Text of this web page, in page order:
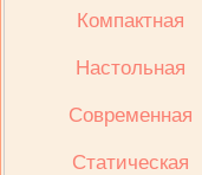
Компактная
Настольная
Современная
Статическая